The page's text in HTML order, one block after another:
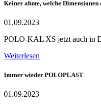
Keiner ahnte, welche Dimensionen
01.09.2023
POLO-KAL XS jetzt auch in
Weiterlesen
Immer wieder POLOPLAST
01.09.2023